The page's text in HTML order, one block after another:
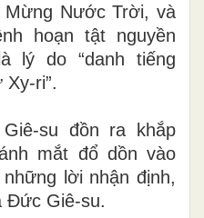
Nước Trời, và
hoạn tật nguyền
lý do “danh tiếng
ri”.
su đồn ra khắp
mắt đổ dồn vào
lời nhận định,
Đức Giê-su.